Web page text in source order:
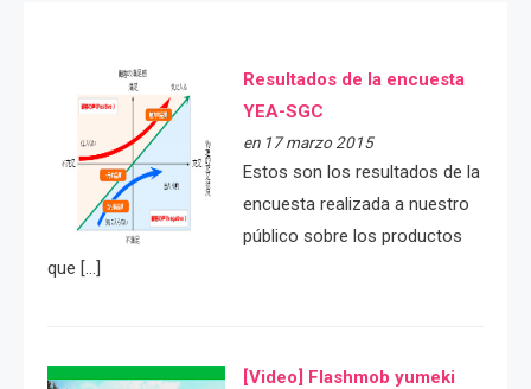
Resultados de la encuesta
YEA-SGC
en 17 marzo 2015
Estos son los resultados de la
encuesta realizada a nuestro
público sobre los productos
que […]
[Video] Flashmob yumeki